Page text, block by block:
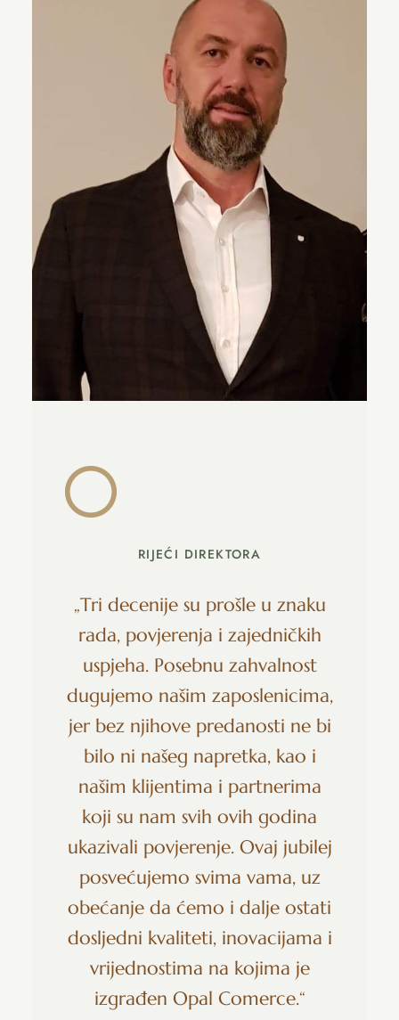
RIJEĆI DIREKTORA
„Tri decenije su prošle u znaku
rada, povjerenja i zajedničkih
uspjeha. Posebnu zahvalnost
dugujemo našim zaposlenicima,
jer bez njihove predanosti ne bi
bilo ni našeg napretka, kao i
našim klijentima i partnerima
koji su nam svih ovih godina
ukazivali povjerenje. Ovaj jubilej
posvećujemo svima vama, uz
obećanje da ćemo i dalje ostati
dosljedni kvaliteti, inovacijama i
vrijednostima na kojima je
izgrađen Opal Comerce.“